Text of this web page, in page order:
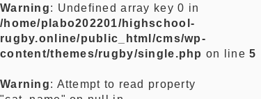
プライバシーポリシー
Warning: Undefined array key 0 in
/home/plabo202201/highschool-
rugby.online/public_html/cms/wp-
content/themes/rugby/single.php on line5
Warning: Attempt to read property